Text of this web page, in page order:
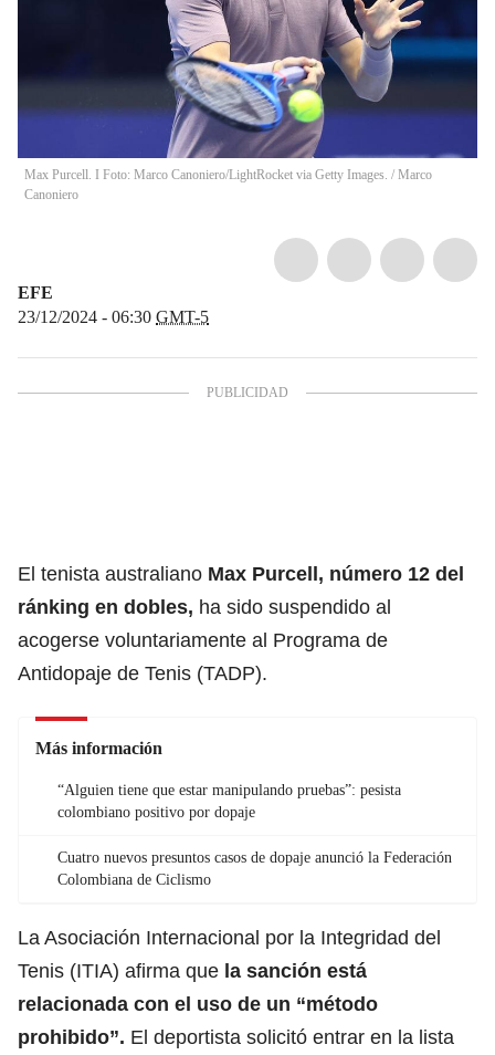
Max Purcell. I Foto: Marco Canoniero/LightRocket via Getty Images. / Marco
Canoniero
EFE
23/12/2024 - 06:30 GMT-5
El tenista australiano Max Purcell, número 12 del
ránking en dobles, ha sido suspendido al
acogerse voluntariamente al Programa de
Antidopaje de Tenis (TADP).
Más información
“Alguien tiene que estar manipulando pruebas”: pesista
colombiano positivo por dopaje
Cuatro nuevos presuntos casos de dopaje anunció la Federación
Colombiana de Ciclismo
La Asociación Internacional por la Integridad del
Tenis (ITIA) afirma que la sanción está
relacionada con el uso de un “método
prohibido”. El deportista solicitó entrar en la lista